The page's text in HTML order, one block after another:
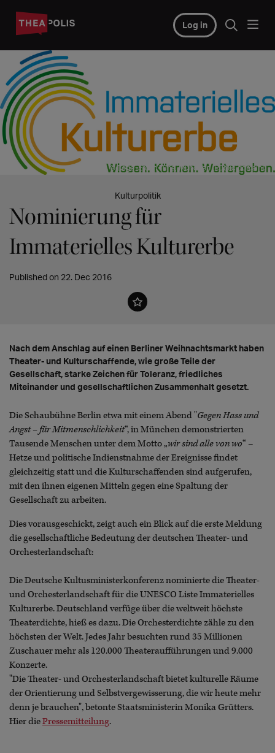
Log in
© Logo: Ercan Tuna, München [Public domain]
Kulturpolitik
Nominierung für
Immaterielles Kulturerbe
Published on 22. Dec 2016
Nach dem Anschlag auf einen Berliner Weihnachtsmarkt haben
Theater- und Kulturschaffende, wie große Teile der
Gesellschaft, starke Zeichen für Toleranz, friedliches
Miteinander und gesellschaftlichen Zusammenhalt gesetzt.
Die Schaubühne Berlin etwa mit einem Abend "Gegen Hass und
Angst – für Mitmenschlichkeit“, in München demonstrierten
Tausende Menschen unter dem Motto „wir sind alle von wo“ –
Hetze und politische Indienstnahme der Ereignisse findet
gleichzeitig statt und die Kulturschaffenden sind aufgerufen,
mit den ihnen eigenen Mitteln gegen eine Spaltung der
Gesellschaft zu arbeiten.
Dies vorausgeschickt, zeigt auch ein Blick auf die erste Meldung
die gesellschaftliche Bedeutung der deutschen Theater- und
Orchesterlandschaft:
Die Deutsche Kultusministerkonferenz nominierte die Theater-
und Orchesterlandschaft für die UNESCO Liste Immaterielles
Kulturerbe. Deutschland verfüge über die weltweit höchste
Theaterdichte, hieß es dazu. Die Orchesterdichte zähle zu den
höchsten der Welt. Jedes Jahr besuchten rund 35 Millionen
Zuschauer mehr als 120.000 Theateraufführungen und 9.000
Konzerte.
"Die Theater- und Orchesterlandschaft bietet kulturelle Räume
der Orientierung und Selbstvergewisserung, die wir heute mehr
denn je brauchen", betonte Staatsministerin Monika Grütters.
Hier diePressemitteilung.